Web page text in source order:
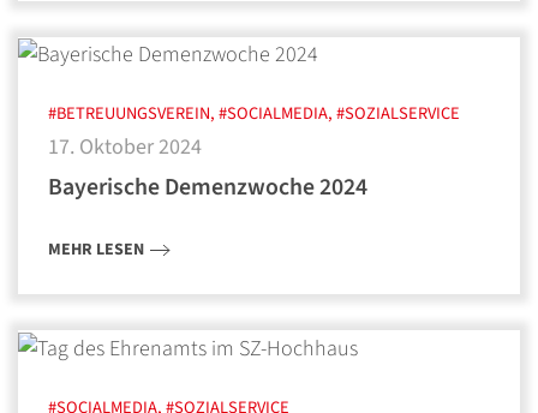
#BETREUUNGSVEREIN, #SOCIALMEDIA, #SOZIALSERVICE
17. Oktober 2024
Bayerische Demenzwoche 2024
MEHR LESEN
#SOCIALMEDIA, #SOZIALSERVICE